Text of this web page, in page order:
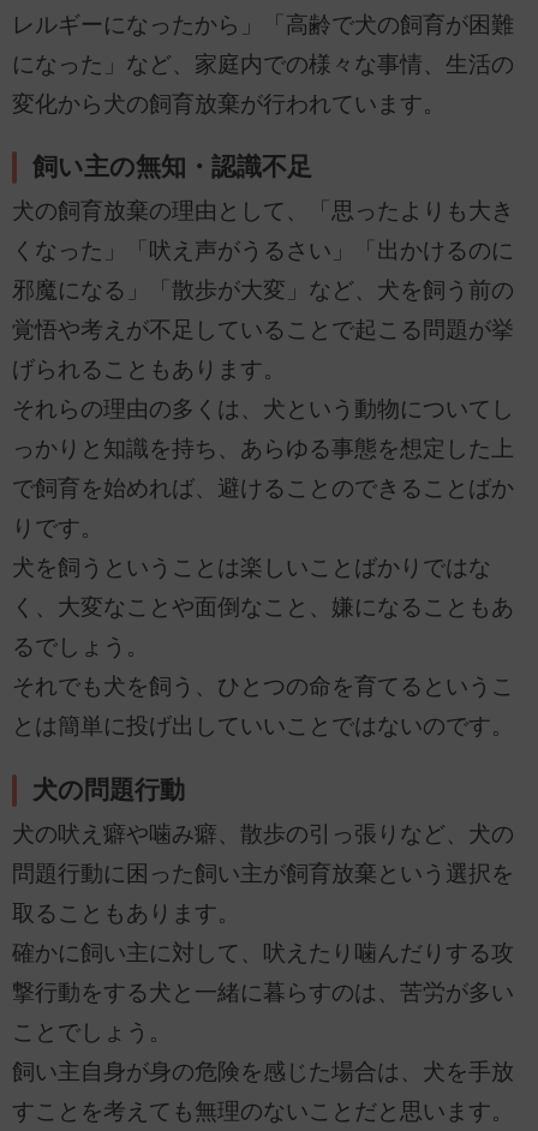
レルギーになったから」「高齢で犬の飼育が困難
になった」など、家庭内での様々な事情、生活の
変化から犬の飼育放棄が行われています。
飼い主の無知・認識不足
犬の飼育放棄の理由として、「思ったよりも大き
くなった」「吠え声がうるさい」「出かけるのに
邪魔になる」「散歩が大変」など、犬を飼う前の
覚悟や考えが不足していることで起こる問題が挙
げられることもあります。
それらの理由の多くは、犬という動物についてし
っかりと知識を持ち、あらゆる事態を想定した上
で飼育を始めれば、避けることのできることばか
りです。
犬を飼うということは楽しいことばかりではな
く、大変なことや面倒なこと、嫌になることもあ
るでしょう。
それでも犬を飼う、ひとつの命を育てるというこ
とは簡単に投げ出していいことではないのです。
犬の問題行動
犬の吠え癖や噛み癖、散歩の引っ張りなど、犬の
問題行動に困った飼い主が飼育放棄という選択を
取ることもあります。
確かに飼い主に対して、吠えたり噛んだりする攻
撃行動をする犬と一緒に暮らすのは、苦労が多い
ことでしょう。
飼い主自身が身の危険を感じた場合は、犬を手放
すことを考えても無理のないことだと思います。